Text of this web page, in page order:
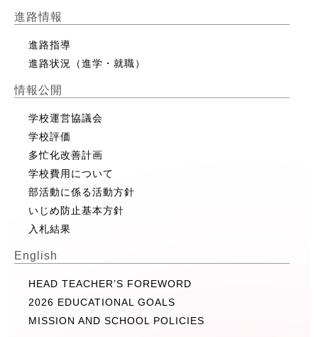
進路情報
進路指導
進路状況（進学・就職）
情報公開
学校運営協議会
学校評価
多忙化改善計画
学校費用について
部活動に係る活動方針
いじめ防止基本方針
入札結果
English
HEAD TEACHER’S FOREWORD
2026 EDUCATIONAL GOALS
MISSION AND SCHOOL POLICIES